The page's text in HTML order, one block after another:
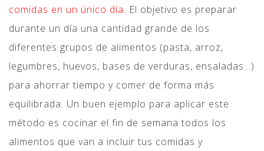
comidas en un único día. El objetivo es preparar
durante un día una cantidad grande de los
diferentes grupos de alimentos (pasta, arroz,
legumbres, huevos, bases de verduras, ensaladas…)
para ahorrar tiempo y comer de forma más
equilibrada. Un buen ejemplo para aplicar este
método es cocinar el fin de semana todos los
alimentos que van a incluir tus comidas y